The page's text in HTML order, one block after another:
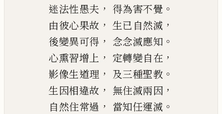
迷法性愚夫 ， 得為害不覺 。
由彼心果故 ， 生已自然滅 ，
後變異可得 ， 念念滅應知 。
心熏習增 上 ， 定轉變自在 ，
影像生道理 ， 及三種聖教 。
生因相違故 ， 無住滅兩因 ，
自然住常過 ， 當知任運滅 。